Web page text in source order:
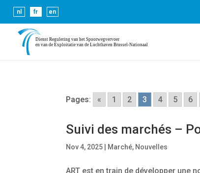
nl fr en
Pages: « 1 2 3 4 5 6
Suivi des marchés –
Nov 4, 2025 Marché, Nouvelles
ART est en train de développer une
Les cookies nous permettent de vous proposer